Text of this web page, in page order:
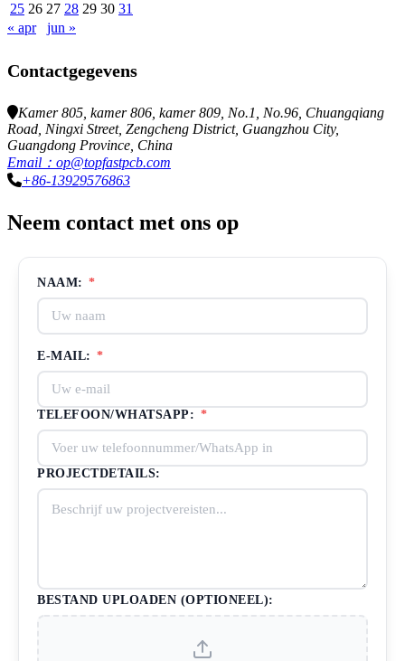
25 26 27 28 29 30 31
« apr
jun »
Contactgegevens
Kamer 805, kamer 806, kamer 809, No.1, No.96, Chuangqiang
Road, Ningxi Street, Zengcheng District, Guangzhou City,
Guangdong Province, China
Email：op@topfastpcb.com
+86-13929576863
Neem contact met ons op
NAAM: *
E-MAIL: *
TELEFOON/WHATSAPP: *
PROJECTDETAILS:
BESTAND UPLOADEN (OPTIONEEL):